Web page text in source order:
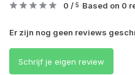
0 / 5 Based on 0
Er zijn nog geen reviews
Schrijf je eigen review